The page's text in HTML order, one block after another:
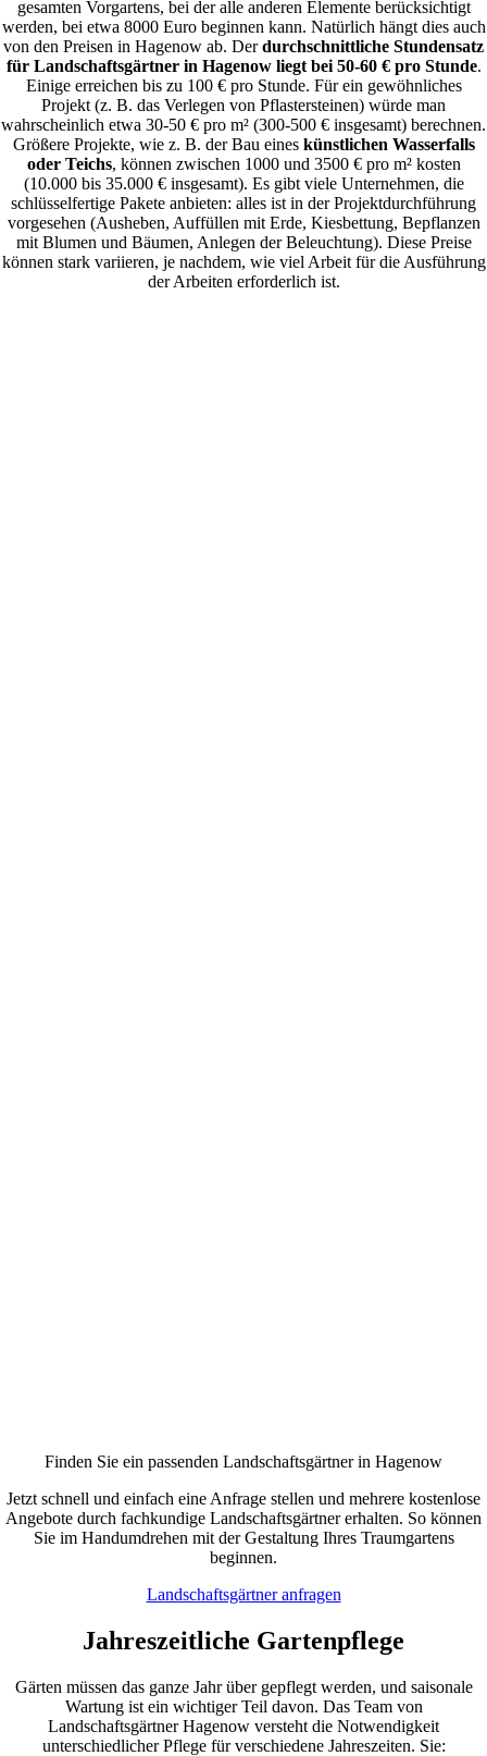
gesamten Vorgartens, bei der alle anderen Elemente berücksichtigt
werden, bei etwa 8000 Euro beginnen kann. Natürlich hängt dies auch
von den Preisen in Hagenow ab. Derdurchschnittliche Stundensatz
für Landschaftsgärtner in Hagenow liegt bei 50-60 € pro Stunde.
Einige erreichen bis zu 100 € pro Stunde. Für ein gewöhnliches
Projekt (z. B. das Verlegen von Pflastersteinen) würde man
wahrscheinlich etwa 30-50 € pro m² (300-500 € insgesamt) berechnen.
Größere Projekte, wie z. B. der Bau eines künstlichen Wasserfalls
oder Teichs, können zwischen 1000 und 3500 € pro m² kosten
(10.000 bis 35.000 € insgesamt). Es gibt viele Unternehmen, die
schlüsselfertige Pakete anbieten: alles ist in der Projektdurchführung
vorgesehen (Ausheben, Auffüllen mit Erde, Kiesbettung, Bepflanzen
mit Blumen und Bäumen, Anlegen der Beleuchtung). Diese Preise
können stark variieren, je nachdem, wie viel Arbeit für die Ausführung
der Arbeiten erforderlich ist.
Finden Sie ein passenden Landschaftsgärtner in Hagenow
Jetzt schnell und einfach eine Anfrage stellen und mehrere kostenlose
Angebote durch fachkundige Landschaftsgärtner erhalten. So können
Sie im Handumdrehen mit der Gestaltung Ihres Traumgartens
beginnen.
Landschaftsgärtner anfragen
Jahreszeitliche Gartenpflege
Gärten müssen das ganze Jahr über gepflegt werden, und saisonale
Wartung ist ein wichtiger Teil davon. Das Team von
Landschaftsgärtner Hagenow versteht die Notwendigkeit
unterschiedlicher Pflege für verschiedene Jahreszeiten. Sie: